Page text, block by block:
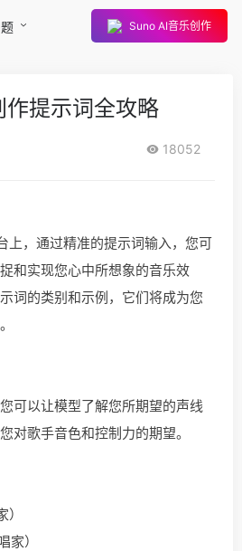
Suno AI音乐创作
提示词全攻略
18052
上，通过精准的提示词输入，您可
和实现您心中所想象的音乐效
词的类别和示例，它们将成为您
可以让模型了解您所期望的声线
对歌手音色和控制力的期望。
）